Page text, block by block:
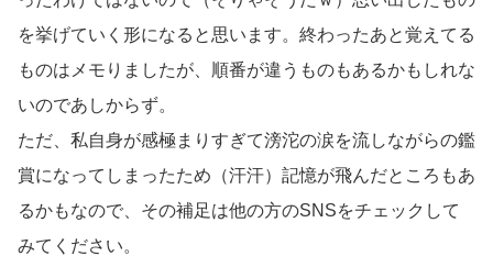
を挙げていく形になると思います。終わったあと覚えてる
ものはメモりましたが、順番が違うものもあるかもしれな
いのであしからず。
ただ、私自身が感極まりすぎて滂沱の涙を流しながらの鑑
賞になってしまったため（汗汗）記憶が飛んだところもあ
るかもなので、その補足は他の方のSNSをチェックして
みてください。